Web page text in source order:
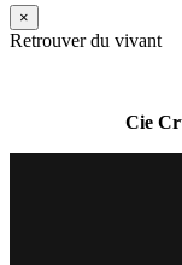
×
Retrouver du vivant
Cie